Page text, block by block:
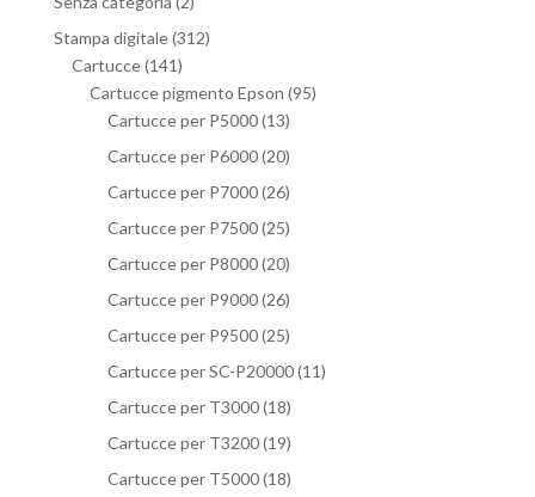
Stampa digitale(312)
Cartucce(141)
Cartucce pigmento Epson (95)
Cartucce per P5000(13)
Cartucce per P6000(20)
Cartucce per P7000(26)
Cartucce per P7500(25)
Cartucce per P8000(20)
Cartucce per P9000(26)
Cartucce per P9500(25)
Cartucce per SC-P20000(11)
Cartucce per T3000(18)
Cartucce per T3200(19)
Cartucce per T5000(18)